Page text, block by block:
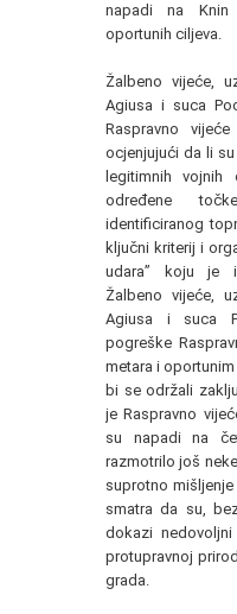
napadi na
oportunih ciljeva.
Žalbeno vijeće,
Agiusa i suca
Raspravno
ocjenjujući da li
legitimnih vojnih
određene
identificiranog
ključni kriterij i
udara” koju je
Žalbeno vijeće,
Agiusa i suca
pogreške
metara i
bi se održali
je Raspravno
su napadi na
razmotrilo još
suprotno
smatra da su,
dokazi
protupravnoj
grada.